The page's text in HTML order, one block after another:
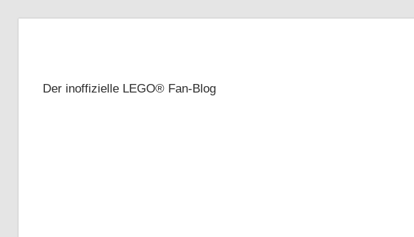
Der inoffizielle LEGO® Fan-Blog